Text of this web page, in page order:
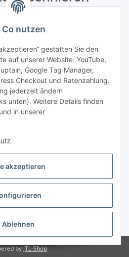
akzeptieren
Ablehnen
nutzen
gestatten Sie den
auf unserer Website: YouTube,
Google Tag Manager,
Checkout und Ratenzahlung.
jederzeit ändern
unten). Weitere Details finden
und in unserer
mir entsprechend Ihrer
und jederzeit widerruflich
Abonnieren
widerrufen
zzgl.Versand
byJTL-Shop